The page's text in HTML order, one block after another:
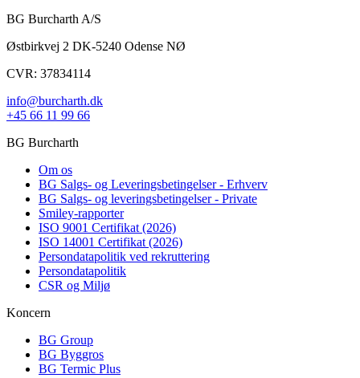
BG Burcharth A/S
Østbirkvej 2 DK-5240 Odense NØ
CVR: 37834114
info@burcharth.dk
+45 66 11 99 66
BG Burcharth
Om os
BG Salgs- og Leveringsbetingelser - Erhverv
BG Salgs- og leveringsbetingelser - Private
Smiley-rapporter
ISO 9001 Certifikat (2026)
ISO 14001 Certifikat (2026)
Persondatapolitik ved rekruttering
Persondatapolitik
CSR og Miljø
Koncern
BG Group
BG Byggros
BG Termic Plus